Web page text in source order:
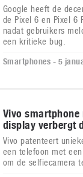
Google heeft de
de Pixel 6 en Pixel 6
nadat gebruikers
een kritieke bug.
Smartphones - 5
Vivo
display verbergt
Vivo patenteert
een telefoon met
om de selfiecamera